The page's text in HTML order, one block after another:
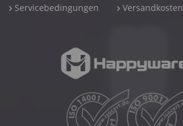
Servicebedingungen Versandkosten